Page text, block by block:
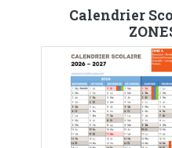
Calendrier